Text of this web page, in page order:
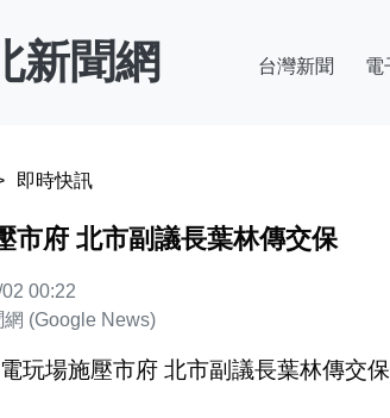
新聞網 台灣新聞 電
即時快訊
市府 北市副議長葉林傳交保
00:22
(Google News)
玩場施壓市府 北市副議長葉林傳交保